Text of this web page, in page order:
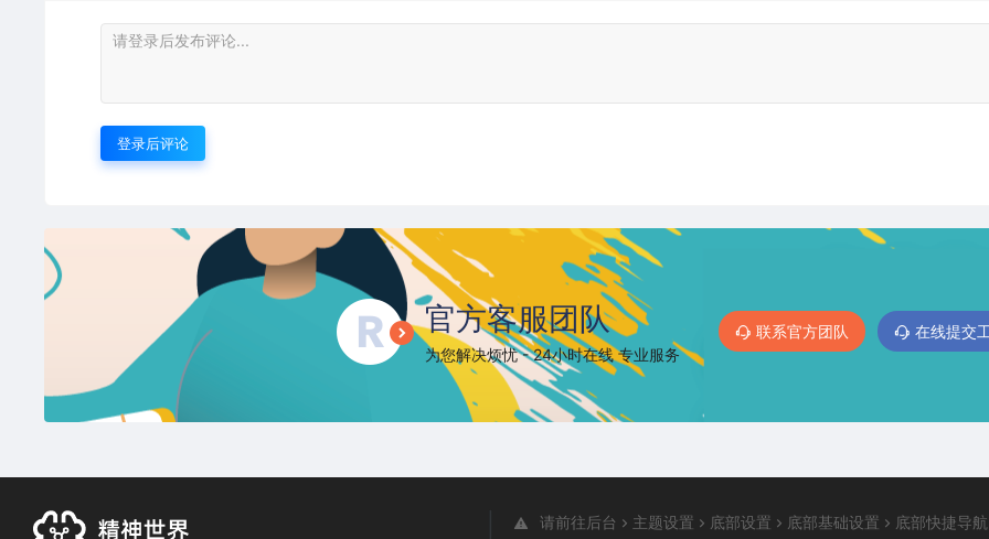
登录后评论
官方客服团队
为您解决烦忧 - 24小时在线 专业服务
联系官方团队 在线提交
请前往后台 主题设置 底部设置 底部基础设置 底部快捷导